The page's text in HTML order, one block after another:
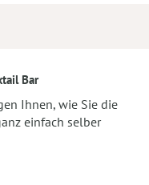
Bar
Ihnen, wie Sie die
einfach selber